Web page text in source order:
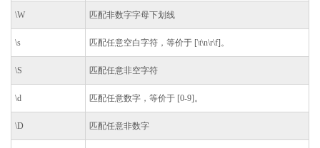
\W 匹配非数字字母下划线
\s 匹配任意空白字符，等价于 [\t\n\r\f]。
\S 匹配任意非空字符
\d 匹配任意数字，等价于 [0-9]。
\D 匹配任意非数字